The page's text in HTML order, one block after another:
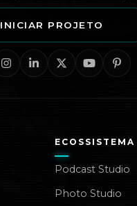
INICIAR PROJETO
ECOSSISTEMA
Podcast Studio
Photo Studio